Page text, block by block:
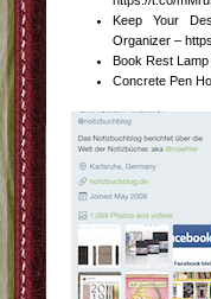
Keep Your
Organizer –
Book Rest
Concrete Pen